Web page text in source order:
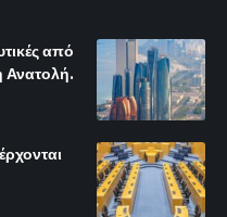
από
Ανατολή.